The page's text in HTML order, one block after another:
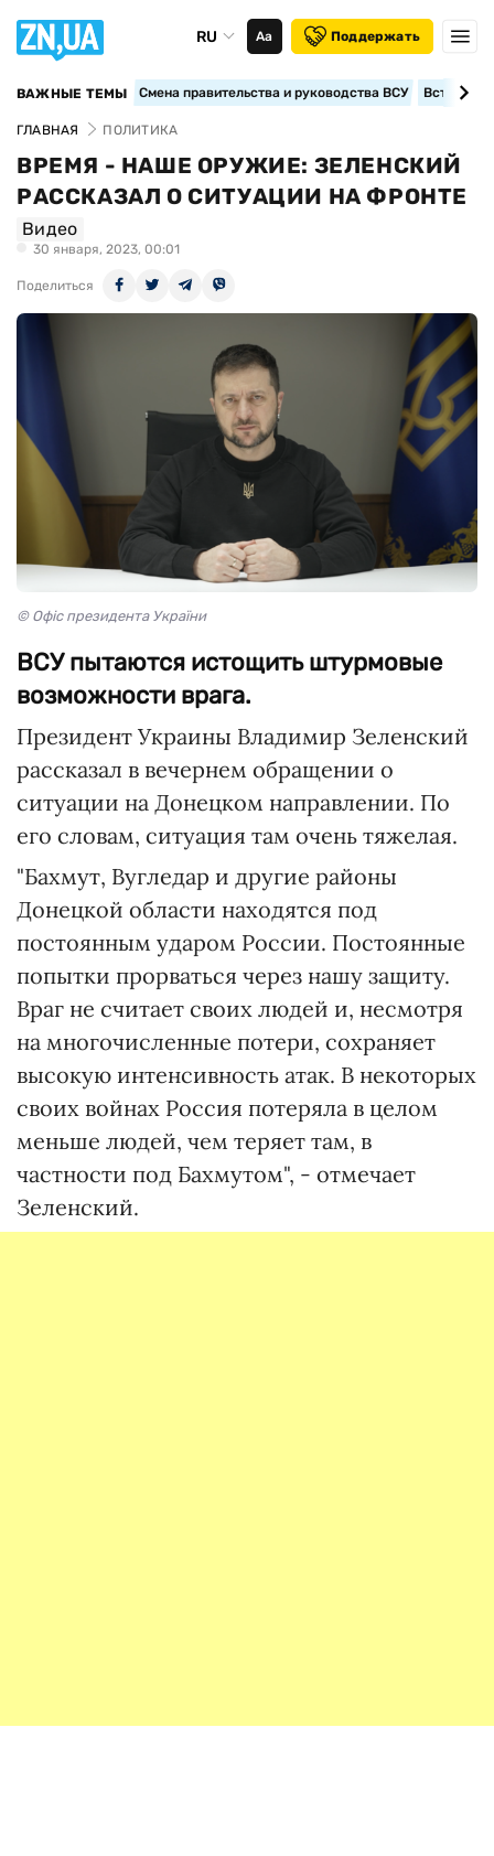
RU Аа Поддержать
ВАЖНЫЕ ТЕМЫ Смена правительства и руководства ВСУ
ГЛАВНАЯ ПОЛИТИКА
ВРЕМЯ - НАШЕ ОРУЖИЕ: ЗЕЛЕНСКИЙ
РАССКАЗАЛ О СИТУАЦИИ НА ФРОНТЕ
Видео
30 января, 2023, 00:01
Поделиться
© Офіс президента України
ВСУ пытаются истощить штурмовые
возможности врага.
Президент Украины Владимир Зеленский
рассказал в вечернем обращении о
ситуации на Донецком направлении. По
его словам, ситуация там очень тяжелая.
"Бахмут, Вугледар и другие районы
Донецкой области находятся под
постоянным ударом России. Постоянные
попытки прорваться через нашу защиту.
Враг не считает своих людей и, несмотря
на многочисленные потери, сохраняет
высокую интенсивность атак. В некоторых
своих войнах Россия потеряла в целом
меньше людей, чем теряет там, в
частности под Бахмутом", - отмечает
Зеленский.